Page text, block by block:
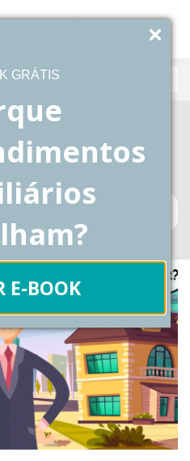
GRÁTIS
E-BOOK
incorporação
área para incorporação